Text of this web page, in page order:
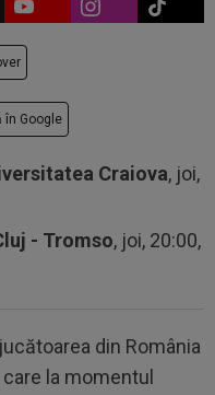
în Google
Craiova, joi,
- Tromso, joi, 20:00,
din România
la momentul